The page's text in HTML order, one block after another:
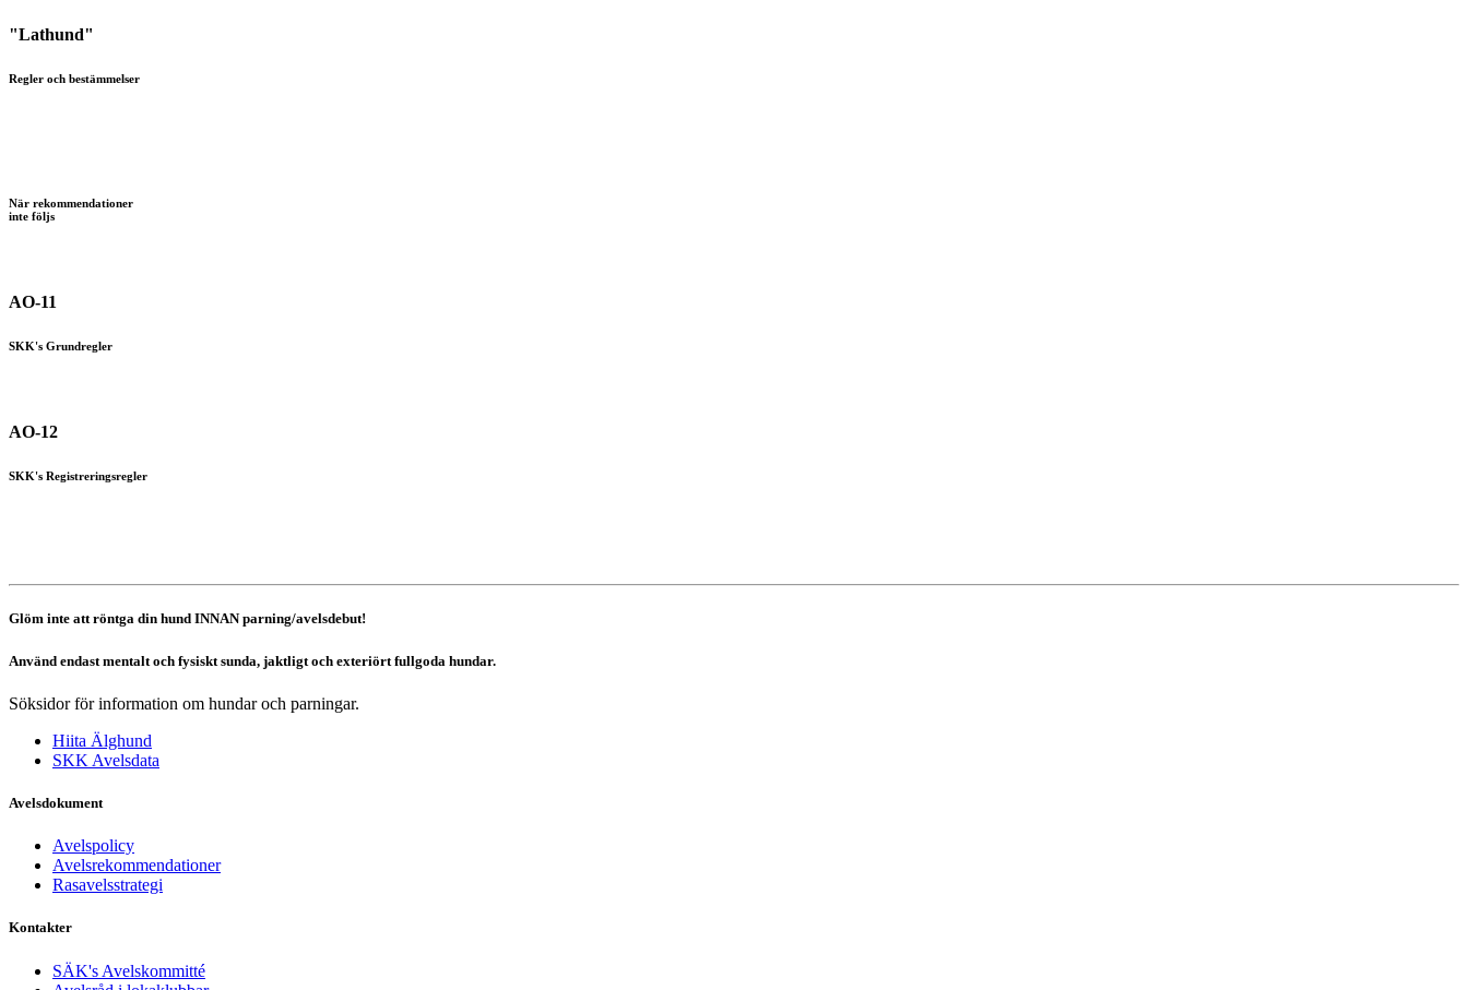
"Lathund"
Regler och bestämmelser
När rekommendationer
inte följs
AO-11
SKK's Grundregler
AO-12
SKK's Registreringsregler
Glöm inte att röntga din hund INNAN parning/avelsdebut!
Använd endast mentalt och fysiskt sunda, jaktligt och exteriört fullgoda hundar.
Söksidor för information om hundar och parningar.
Hiita Älghund
SKK Avelsdata
Avelsdokument
Avelspolicy
Avelsrekommendationer
Rasavelsstrategi
Kontakter
SÄK's Avelskommitté